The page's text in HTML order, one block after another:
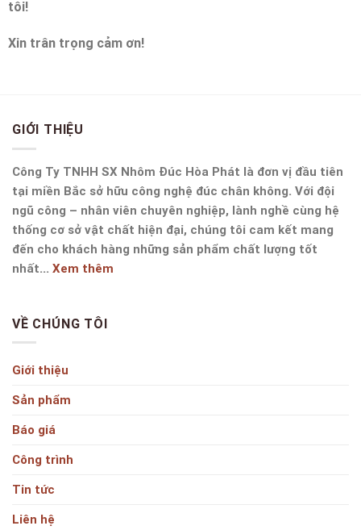
tôi!
Xin trân trọng cảm ơn!
GIỚI THIỆU
Công Ty TNHH SX Nhôm Đúc Hòa Phát là đơn vị đầu tiên
tại miền Bắc sở hữu công nghệ đúc chân không. Với đội
ngũ công – nhân viên chuyên nghiệp, lành nghề cùng hệ
thống cơ sở vật chất hiện đại, chúng tôi cam kết mang
đến cho khách hàng những sản phẩm chất lượng tốt
nhất... Xem thêm
VỀ CHÚNG TÔI
Giới thiệu
Sản phẩm
Báo giá
Công trình
Tin tức
Liên hệ